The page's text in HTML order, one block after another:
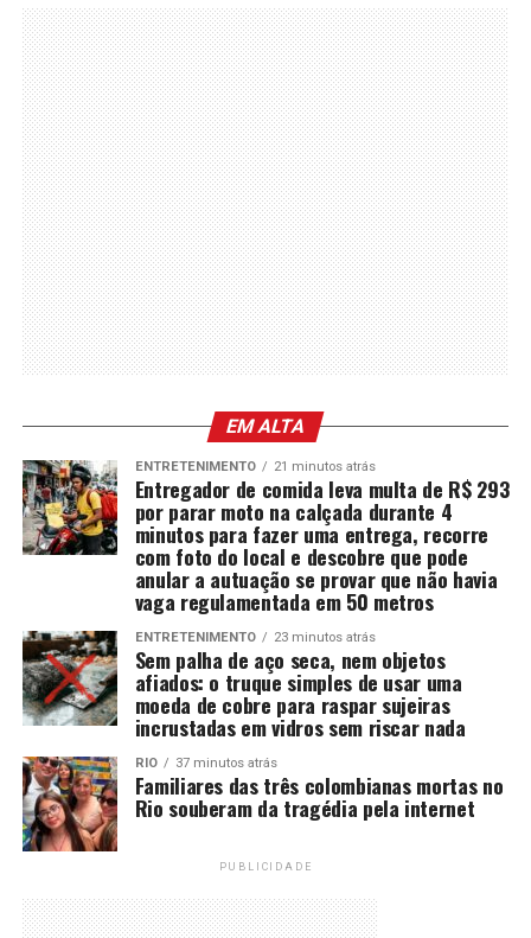
EM ALTA
ENTRETENIMENTO 21 minutos atrás
Entregador de comida leva multa de R$ 293
por parar moto na calçada durante 4
minutos para fazer uma entrega, recorre
com foto do local e descobre que pode
anular a autuação se provar que não havia
vaga regulamentada em 50 metros
ENTRETENIMENTO 23 minutos atrás
Sem palha de aço seca, nem objetos
afiados: o truque simples de usar uma
moeda de cobre para raspar sujeiras
incrustadas em vidros sem riscar nada
RIO 37 minutos atrás
Familiares das três colombianas mortas no
Rio souberam da tragédia pela internet
PUBLICIDADE